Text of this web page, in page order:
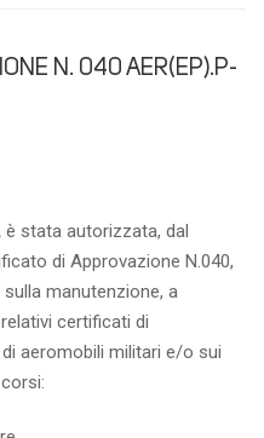
N. 040 AER(EP).P-
è stata autorizzata, dal
di Approvazione N.040,
manutenzione, a
certificati di
aeromobili militari e/o sui